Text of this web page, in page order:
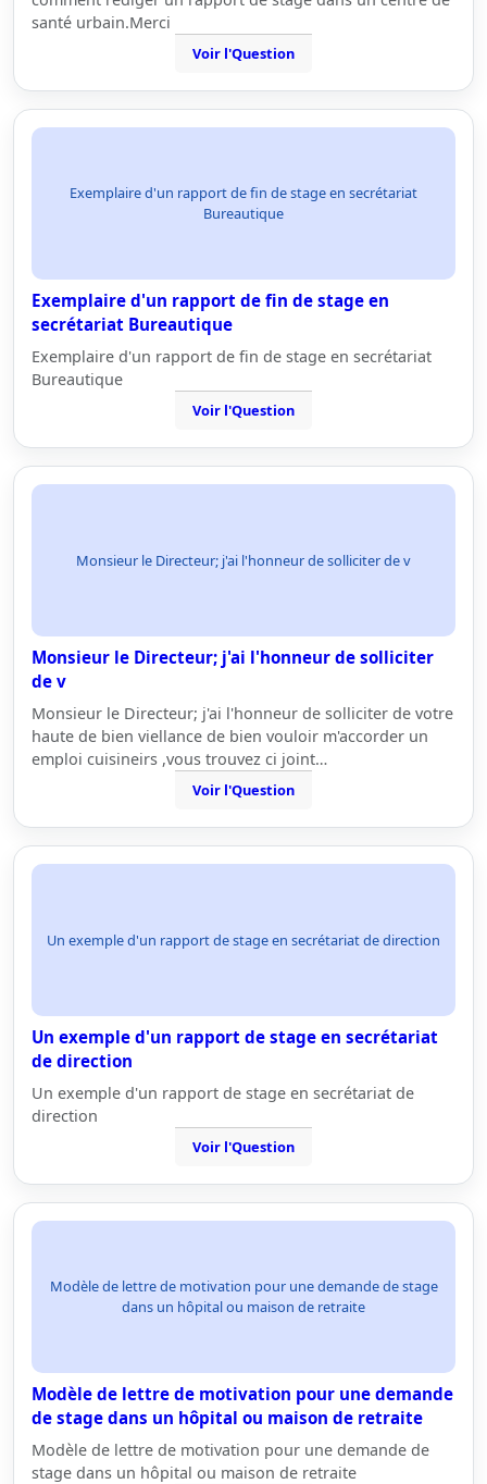
santé urbain.Merci
Voir l'Question
Exemplaire d'un rapport de fin de stage en secrétariat
Bureautique
Exemplaire d'un rapport de fin de stage en
secrétariat Bureautique
Exemplaire d'un rapport de fin de stage en secrétariat
Bureautique
Voir l'Question
Monsieur le Directeur; j'ai l'honneur de solliciter de v
Monsieur le Directeur; j'ai l'honneur de solliciter
de v
Monsieur le Directeur; j'ai l'honneur de solliciter de votre
haute de bien viellance de bien vouloir m'accorder un
emploi cuisineirs ,vous trouvez ci joint…
Voir l'Question
Un exemple d'un rapport de stage en secrétariat de direction
Un exemple d'un rapport de stage en secrétariat
de direction
Un exemple d'un rapport de stage en secrétariat de
direction
Voir l'Question
Modèle de lettre de motivation pour une demande de stage
dans un hôpital ou maison de retraite
Modèle de lettre de motivation pour une demande
de stage dans un hôpital ou maison de retraite
Modèle de lettre de motivation pour une demande de
stage dans un hôpital ou maison de retraite